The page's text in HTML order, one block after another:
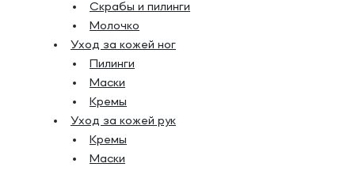
Скрабы и пилинги
Молочко
Уход за кожей ног
Пилинги
Маски
Кремы
Уход за кожей рук
Кремы
Маски